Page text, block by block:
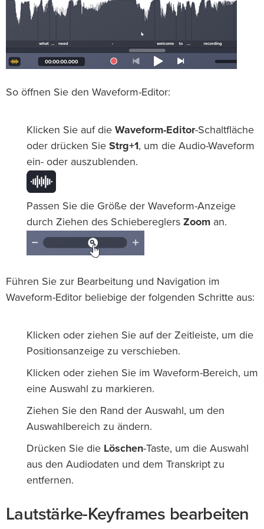
So öffnen Sie den Waveform-Editor:
Klicken Sie auf die Waveform-Editor-Schaltfläche
oder drücken Sie Strg+1 , um die Audio-Waveform
ein- oder auszublenden.
Passen Sie die Größe der Waveform-Anzeige
durch Ziehen des Schiebereglers Zoom an.
Führen Sie zur Bearbeitung und Navigation im
Waveform-Editor beliebige der folgenden Schritte aus:
Klicken oder ziehen Sie auf der Zeitleiste, um die
Positionsanzeige zu verschieben.
Klicken oder ziehen Sie im Waveform-Bereich, um
eine Auswahl zu markieren.
Ziehen Sie den Rand der Auswahl, um den
Auswahlbereich zu ändern.
Drücken Sie die Löschen-Taste, um die Auswahl
aus den Audiodaten und dem Transkript zu
entfernen.
Lautstärke-Keyframes bearbeiten